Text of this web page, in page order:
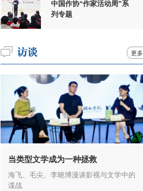
中国作协“作家活动周”系
列专题
更多
当类型文学成为一种拯救
海飞、毛尖、李晓博漫谈影视与文学中的
谍战